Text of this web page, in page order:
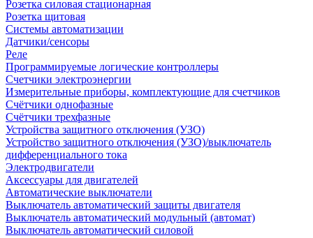
Розетка силовая стационарная
Розетка щитовая
Системы автоматизации
Датчики/сенсоры
Реле
Программируемые логические контроллеры
Счетчики электроэнергии
Измерительные приборы, комплектующие для счетчиков
Счётчики однофазные
Счётчики трехфазные
Устройства защитного отключения (УЗО)
Устройство защитного отключения (УЗО)/выключатель
дифференциального тока
Электродвигатели
Аксессуары для двигателей
Автоматические выключатели
Выключатель автоматический защиты двигателя
Выключатель автоматический модульный (автомат)
Выключатель автоматический силовой